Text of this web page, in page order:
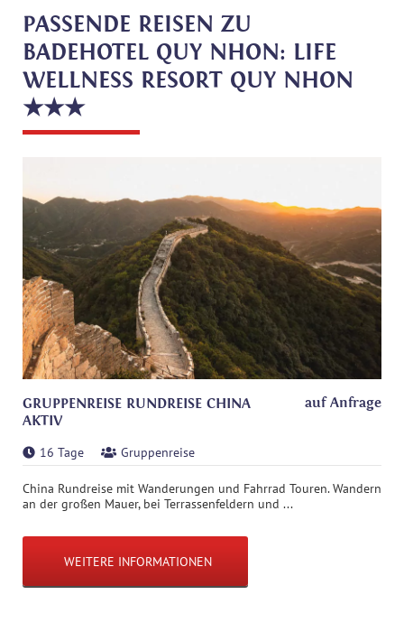
PASSENDE REISEN ZU
BADEHOTEL QUY NHON: LIFE
WELLNESS RESORT QUY NHON
★★★
GRUPPENREISE RUNDREISE CHINA
AKTIV
auf Anfrage
16 Tage Gruppenreise
China Rundreise mit Wanderungen und Fahrrad Touren. Wandern
an der großen Mauer, bei Terrassenfeldern und ...
WEITERE INFORMATIONEN